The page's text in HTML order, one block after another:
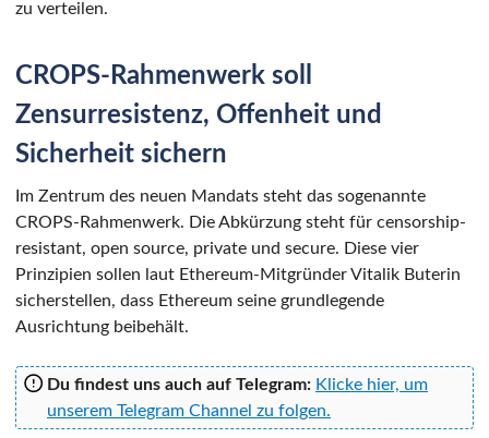
zu verteilen.
CROPS-Rahmenwerk soll
Zensurresistenz, Offenheit und
Sicherheit sichern
Im Zentrum des neuen Mandats steht das sogenannte
CROPS-Rahmenwerk. Die Abkürzung steht für censorship-
resistant, open source, private und secure. Diese vier
Prinzipien sollen laut Ethereum-Mitgründer Vitalik Buterin
sicherstellen, dass Ethereum seine grundlegende
Ausrichtung beibehält.
Du findest uns auch auf Telegram: Klicke hier, um
unserem Telegram Channel zu folgen.